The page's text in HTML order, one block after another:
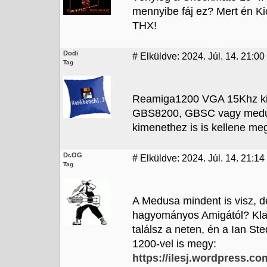
mennyibe fáj ez? Mert én
THX!
Dodi
Tag
# Elküldve: 2024. Júl. 14. 21:00
Reamiga1200 VGA 15Khz
GBS8200, GBSC vagy
kimenethez is is kellene
Dr.OG
Tag
# Elküldve: 2024. Júl. 14. 21:14
A Medusa mindent is visz,
hagyományos Amigától?
találsz a neten, én a Ian
1200-vel is megy:
https://